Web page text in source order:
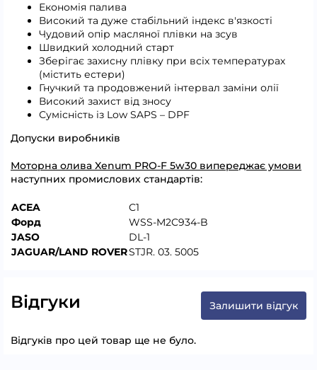
Економія палива
Високий та дуже стабільний індекс в'язкості
Чудовий опір масляної плівки на зсув
Швидкий холодний старт
Зберігає захисну плівку при всіх температурах
(містить естери)
Гнучкий та продовжений інтервал заміни олії
Високий захист від зносу
Сумісність із Low SAPS – DPF
Допуски виробників
Моторна олива Xenum PRO-F 5w30 випереджає умови
наступних промислових стандартів:
ACEA
C1
Форд
WSS-M2C934-B
JASO
DL-1
JAGUAR/LAND ROVERSTJR. 03. 5005
Відгуки Залишити відгук
Відгуків про цей товар ще не було.